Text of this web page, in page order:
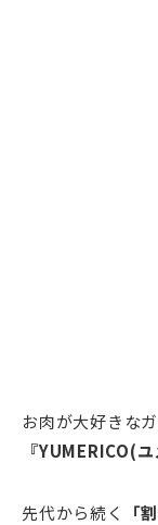
お肉が大好きな
『YUMERICO(ユ
先代から続く 「